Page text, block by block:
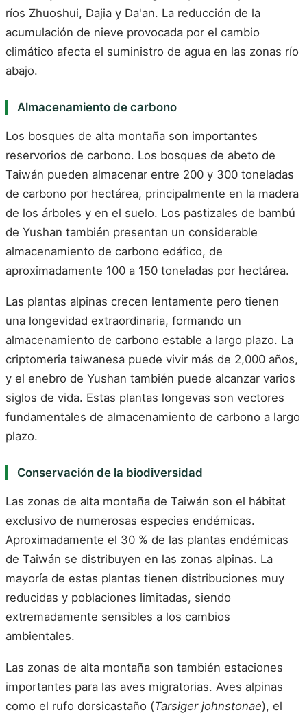
ríos Zhuoshui, Dajia y Da'an. La reducción de la
acumulación de nieve provocada por el cambio
climático afecta el suministro de agua en las zonas río
abajo.
Almacenamiento de carbono
Los bosques de alta montaña son importantes
reservorios de carbono. Los bosques de abeto de
Taiwán pueden almacenar entre 200 y 300 toneladas
de carbono por hectárea, principalmente en la madera
de los árboles y en el suelo. Los pastizales de bambú
de Yushan también presentan un considerable
almacenamiento de carbono edáfico, de
aproximadamente 100 a 150 toneladas por hectárea.
Las plantas alpinas crecen lentamente pero tienen
una longevidad extraordinaria, formando un
almacenamiento de carbono estable a largo plazo. La
criptomeria taiwanesa puede vivir más de 2,000 años,
y el enebro de Yushan también puede alcanzar varios
siglos de vida. Estas plantas longevas son vectores
fundamentales de almacenamiento de carbono a largo
plazo.
Conservación de la biodiversidad
Las zonas de alta montaña de Taiwán son el hábitat
exclusivo de numerosas especies endémicas.
Aproximadamente el 30 % de las plantas endémicas
de Taiwán se distribuyen en las zonas alpinas. La
mayoría de estas plantas tienen distribuciones muy
reducidas y poblaciones limitadas, siendo
extremadamente sensibles a los cambios
ambientales.
Las zonas de alta montaña son también estaciones
importantes para las aves migratorias. Aves alpinas
como el rufo dorsicastaño (Tarsiger johnstonae), el